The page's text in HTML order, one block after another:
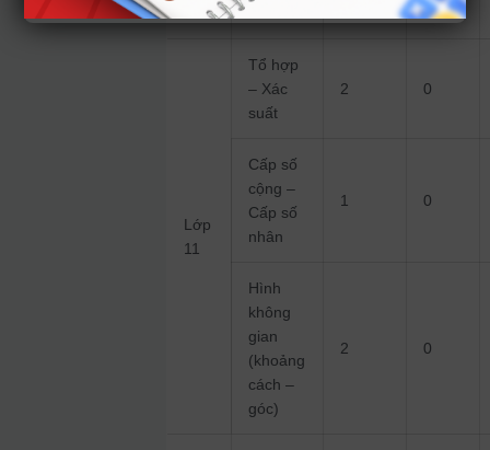
Lớp
11
Tổ hợp
– Xác
suất
2 0
Cấp số
cộng –
Cấp số
nhân
1 0
Hình
không
gian
(khoảng
cách –
góc)
2 0